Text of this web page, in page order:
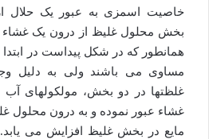
خاصیت اسمزی به عبور یک حلال
بخش محلول غلیظ از درون یک غشاء
همانطور که در شکل پیداست در
مساوی می باشند ولی به دلیل
غلظتها در دو بخش، مولکولهای
غشاء عبور نموده و به درون محلول
مایع در بخش غلیظ افزایش می